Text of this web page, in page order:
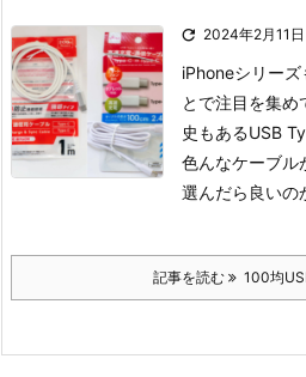
 2024年2月11日
iPhoneシリー
とで注目を集め
史もあるUSB
色んなケーブル
選んだら良いの
記事を読む 100均